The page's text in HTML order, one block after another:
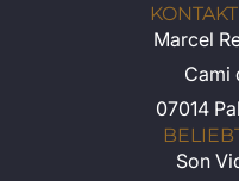
Marcel
Cami
07014
Son